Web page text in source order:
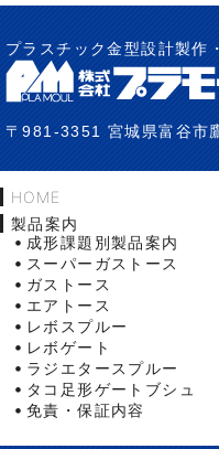
プラスチック金型設計製作
〒981-3351 宮城県富谷市
HOME
製品案内
成形課題別製品案内
スーパーガストース
ガストース
エアトース
レボスプルー
レボゲート
ラジエタースプルー
タコ足形ゲートブシュ
免責・保証内容